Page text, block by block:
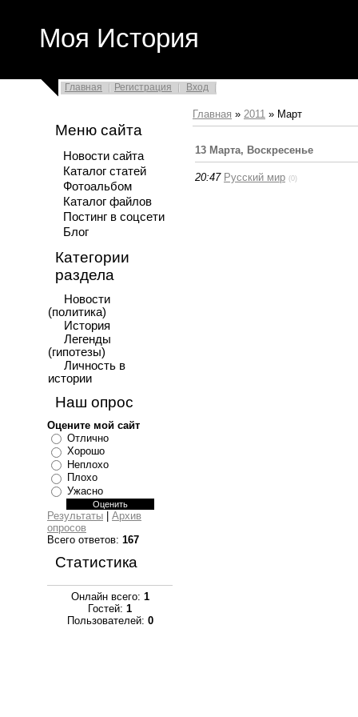
Моя История
Главная Регистрация Вход
Меню сайта
Новости сайта
Каталог статей
Фотоальбом
Каталог файлов
Постинг в соцсети
Блог
Категории
раздела
Новости
(политика)
История
Легенды
(гипотезы)
Личность в
истории
Наш опрос
Оцените мой сайт
Отлично
Хорошо
Неплохо
Плохо
Ужасно
Результаты
Архив
опросов
Всего ответов: 167
Статистика
Онлайн всего: 1
Гостей: 1
Пользователей: 0
Главная » 2011 » Март
13 Марта, Воскресенье
20:47 Русский мир (0)